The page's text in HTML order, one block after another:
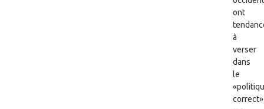
ont
à
verser
dans
le
correct»